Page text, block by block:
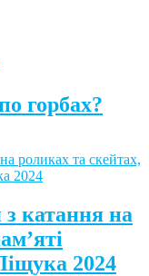
горбах?
катання на
2024